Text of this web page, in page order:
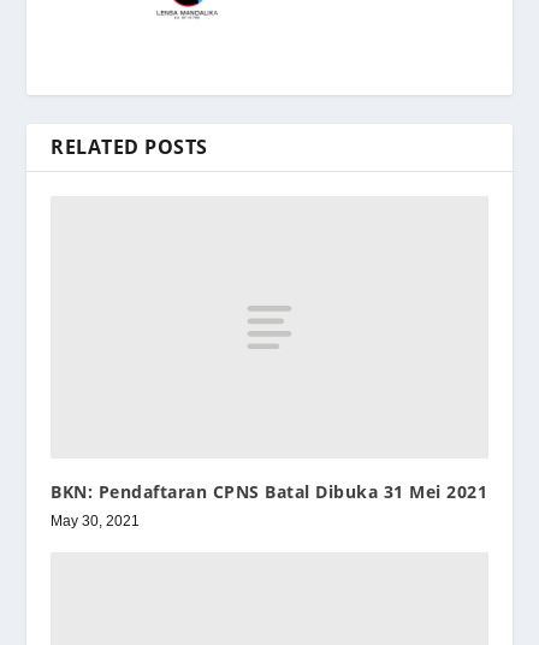
RELATED POSTS
BKN: Pendaftaran CPNS Batal Dibuka 31 Mei 2021
May 30, 2021